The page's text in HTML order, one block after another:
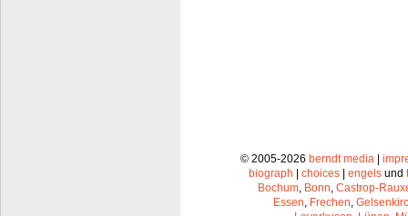
© 2005-2026 berndt media|
biograph
choices engels und
Bochum, Bonn, Castrop-
Essen, Frechen,